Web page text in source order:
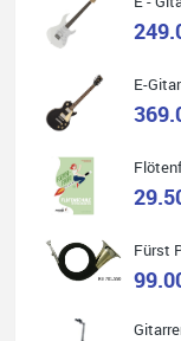
Quelle: Google-
Helene
Das Musikhaus
Ich habe eine
Die Qualität und
Die Beratung und
möchte.
E-
Fürst